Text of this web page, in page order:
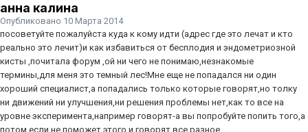
анна калина
Опубликовано 10 Марта 2014
посоветуйте пожалуйста куда к кому идти (адрес где это лечат и кто
реально это лечит)и как избавиться от бесплодия и эндометриозной
кисты ,почитала форум ,ой ни чего не понимаю,незнакомые
термины,для меня это темный лес!Мне еще не попадался ни один
хороший специалист,а попадались только которые говорят,но толку
ни движений ни улучшения,ни решения проблемы нет,как то все на
уровне эксперимента,например говорят-а вы попробуйте попить того,а
потом если не поможет этого,и говорят все разное,